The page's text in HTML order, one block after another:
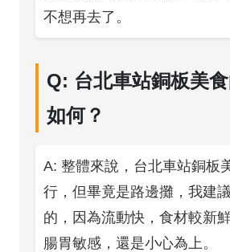
不想再去了。
Q: 台北車站銅板美
如何？
A: 整體來說，台北車站銅板
行，但畢竟是路邊攤，我建
的，因為流動快，食材較新
腸胃敏感，還是小心為上。